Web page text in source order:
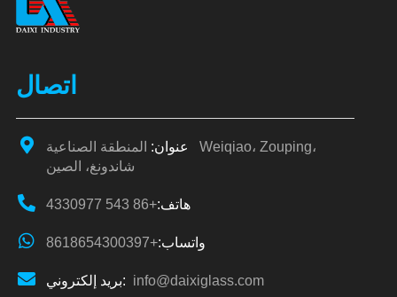
اتصال
عنوان: المنطقة الصناعية Weiqiao، Zouping،
شاندونغ، الصين
هاتف:+86 543 4330977
واتساب:+8618654300397
بريد إلكتروني: info@daixiglass.com